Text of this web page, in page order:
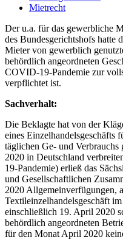
Mietrecht
Der u.a. für das gewerbliche
des Bundesgerichtshofs hatte
Mieter von gewerblich
behördlich angeordneten
COVID-19-Pandemie zur
verpflichtet ist.
Sachverhalt:
Die Beklagte hat von der
eines Einzelhandelsgeschäfts
täglichen Ge- und
2020 in Deutschland
19-Pandemie) erließ das
und Gesellschaftlichen
2020 Allgemeinverfügungen,
Textileinzelhandelsgeschäft
einschließlich 19. April 2020
behördlich angeordneten
für den Monat April 2020